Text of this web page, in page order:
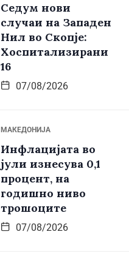
Седум нови
случаи на Западен
Нил во Скопје:
Хоспитализирани
16
07/08/2026
МАКЕДОНИЈА
Инфлацијата во
јули изнесува 0,1
процент, на
годишно ниво
трошоците
07/08/2026